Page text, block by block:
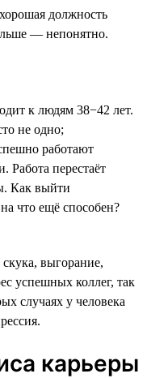
должность
— непонятно.
к людям 38−42 лет.
не одно;
работают
Работа перестаёт
Как выйти
что ещё способен?
выгорание,
успешных коллег, так
случаях у человека
карьеры